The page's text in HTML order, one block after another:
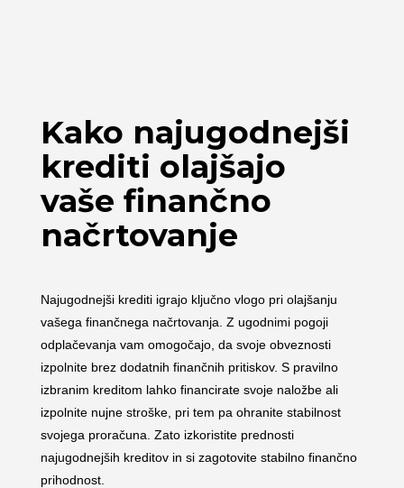
Kako najugodnejši
krediti olajšajo
vaše finančno
načrtovanje
Najugodnejši krediti igrajo ključno vlogo pri olajšanju
vašega finančnega načrtovanja. Z ugodnimi pogoji
odplačevanja vam omogočajo, da svoje obveznosti
izpolnite brez dodatnih finančnih pritiskov. S pravilno
izbranim kreditom lahko financirate svoje naložbe ali
izpolnite nujne stroške, pri tem pa ohranite stabilnost
svojega proračuna. Zato izkoristite prednosti
najugodnejših kreditov in si zagotovite stabilno finančno
prihodnost.